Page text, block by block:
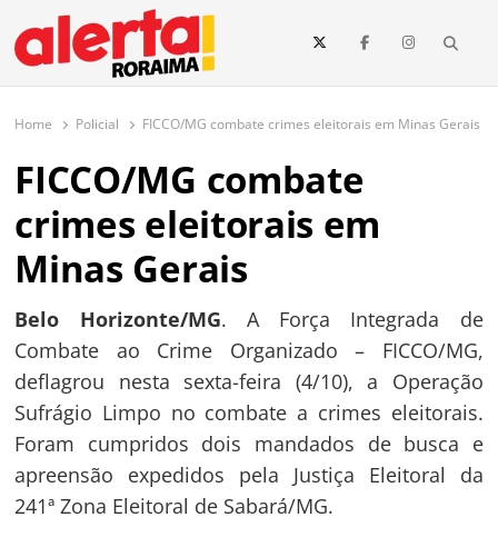
conteúdo
O maior portal de notícias de Roraima
O Alerta Roraima é seu portal de notícias completo sobre política,
e todo o estado de Roraima. Fique sempre informado com
Home Policial FICCO/MG combate crimes eleitorais em Minas Gerais
FICCO/MG combate
crimes eleitorais em
Minas Gerais
Belo Horizonte/MG. A Força Integrada de
Combate ao Crime Organizado – FICCO/MG,
deflagrou nesta sexta-feira (4/10), a Operação
Sufrágio Limpo no combate a crimes eleitorais.
Foram cumpridos dois mandados de busca e
apreensão expedidos pela Justiça Eleitoral da
241ª Zona Eleitoral de Sabará/MG.